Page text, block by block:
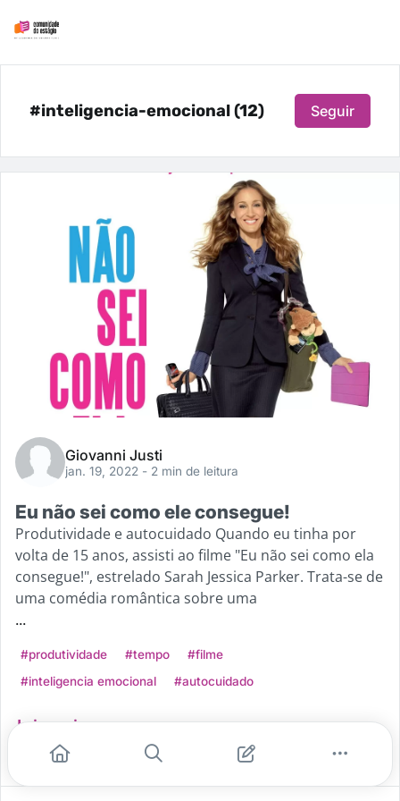
#inteligencia-emocional (12) Seguir
Giovanni Justi
jan. 19, 2022 - 2 min de leitura
Eu não sei como ele consegue!
Produtividade e autocuidado Quando eu tinha por
volta de 15 anos, assisti ao filme "Eu não sei como ela
consegue!", estrelado Sarah Jessica Parker. Trata-se de
uma comédia romântica sobre uma
...
#produtividade #tempo
#filme
#inteligencia emocional
#autocuidado
Leia mais